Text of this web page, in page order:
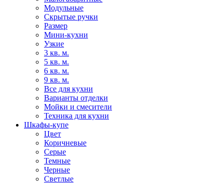
Модульные
Скрытые ручки
Размер
Мини-кухни
Узкие
3 кв. м.
5 кв. м.
6 кв. м.
9 кв. м.
Все для кухни
Варианты отделки
Мойки и смесители
Техника для кухни
Шкафы-купе
Цвет
Коричневые
Серые
Темные
Черные
Светлые